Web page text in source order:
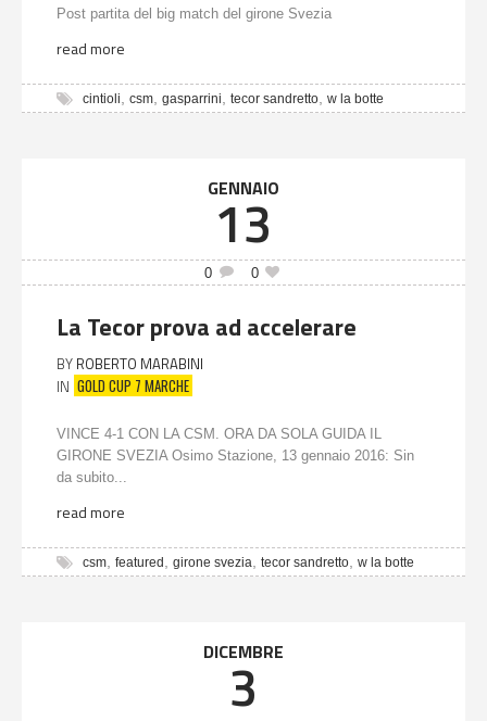
Post partita del big match del girone Svezia
read more
cintioli csm gasparrini tecor sandretto w la botte
GENNAIO
13
0 0
La Tecor prova ad accelerare
BY ROBERTO MARABINI
IN GOLD CUP 7 MARCHE
VINCE 4-1 CON LA CSM. ORA DA SOLA GUIDA IL
GIRONE SVEZIA Osimo Stazione, 13 gennaio 2016: Sin
da subito...
read more
csm featured girone svezia tecor sandretto w la botte
DICEMBRE
3